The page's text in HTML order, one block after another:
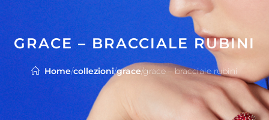
GRACE – BRACCIALE RUBINI
Home/collezioni/grace/grace – bracciale rubini